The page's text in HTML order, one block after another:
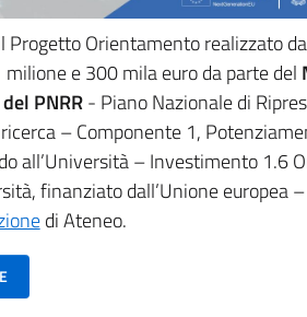
Progetto Orientamento realizzato
milione e 300 mila euro da parte del
PNRR- Piano Nazionale di
– Componente 1,
all’Università – Investimento 1.6
finanziato dall’Unione europea
di Ateneo.